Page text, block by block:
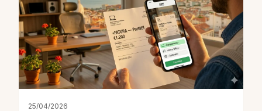
25/04/2026